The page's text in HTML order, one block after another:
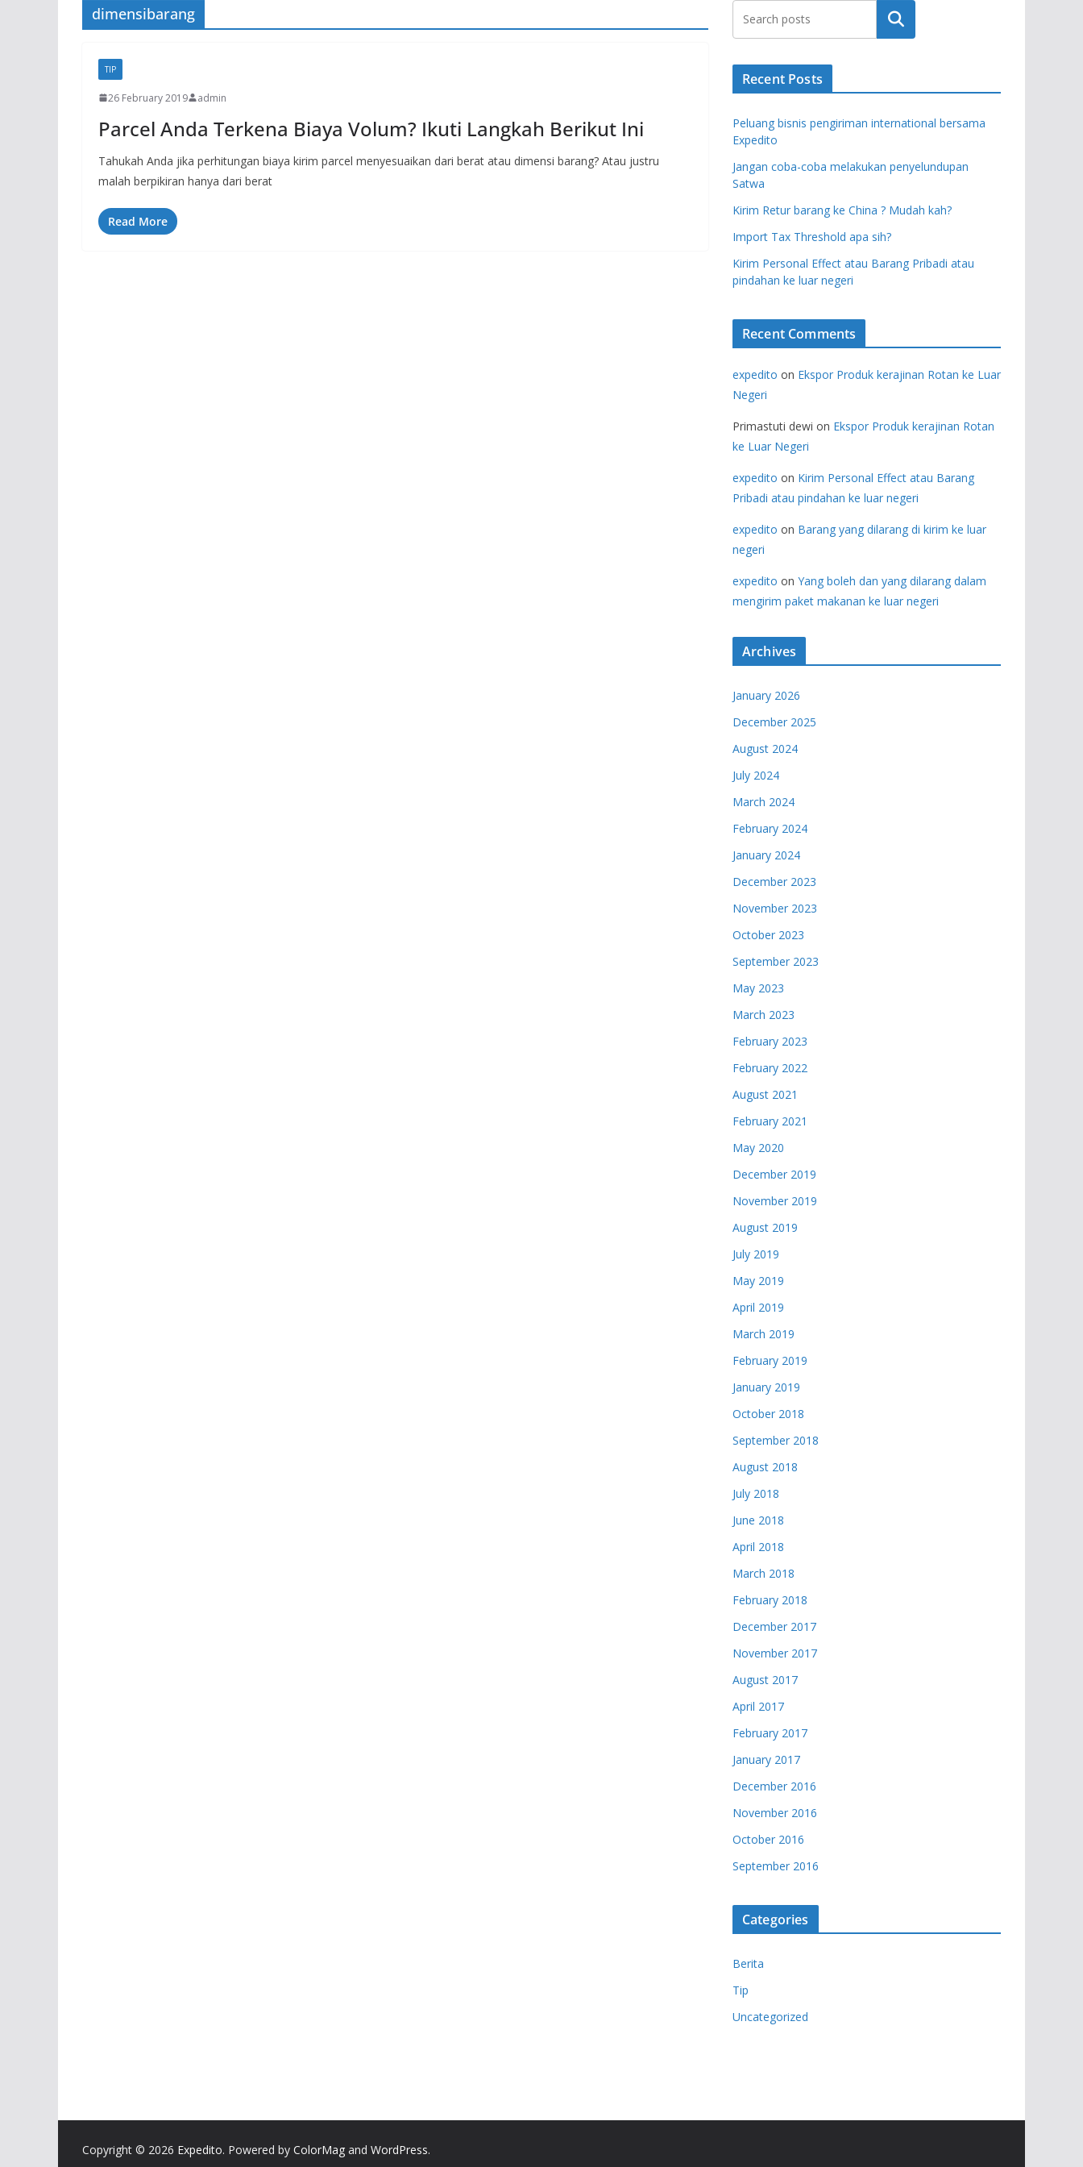
dimensibarang
TIP
26 February 2019 admin
Parcel Anda Terkena Biaya Volum? Ikuti Langkah Berikut Ini
Tahukah Anda jika perhitungan biaya kirim parcel menyesuaikan dari berat atau dimensi barang? Atau justru
malah berpikiran hanya dari berat
Read More
Search
Recent Posts
Peluang bisnis pengiriman international bersama
Expedito
Jangan coba-coba melakukan penyelundupan
Satwa
Kirim Retur barang ke China ? Mudah kah?
Import Tax Threshold apa sih?
Kirim Personal Effect atau Barang Pribadi atau
pindahan ke luar negeri
Recent Comments
expedito on Ekspor Produk kerajinan Rotan ke Luar
Negeri
Primastuti dewi on Ekspor Produk kerajinan Rotan
ke Luar Negeri
expedito on Kirim Personal Effect atau Barang
Pribadi atau pindahan ke luar negeri
expedito on Barang yang dilarang di kirim ke luar
negeri
expedito on Yang boleh dan yang dilarang dalam
mengirim paket makanan ke luar negeri
Archives
January 2026
December 2025
August 2024
July 2024
March 2024
February 2024
January 2024
December 2023
November 2023
October 2023
September 2023
May 2023
March 2023
February 2023
February 2022
August 2021
February 2021
May 2020
December 2019
November 2019
August 2019
July 2019
May 2019
April 2019
March 2019
February 2019
January 2019
October 2018
September 2018
August 2018
July 2018
June 2018
April 2018
March 2018
February 2018
December 2017
November 2017
August 2017
April 2017
February 2017
January 2017
December 2016
November 2016
October 2016
September 2016
Categories
Berita
Tip
Uncategorized
Copyright © 2026 Expedito. Powered by ColorMag and WordPress.